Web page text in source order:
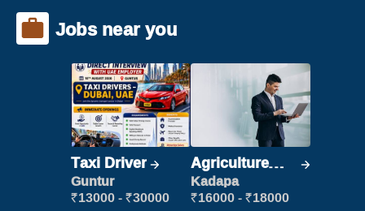
Jobs near you
Taxi Driver
Guntur
₹13000 - ₹30000
Agriculture
Labour
Kadapa
₹16000 - ₹18000